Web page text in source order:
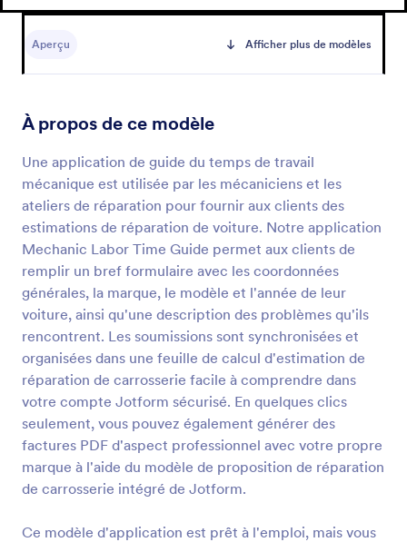
Aperçu Afficher plus de modèles
À propos de ce modèle
Une application de guide du temps de travail
mécanique est utilisée par les mécaniciens et les
ateliers de réparation pour fournir aux clients des
estimations de réparation de voiture. Notre application
Mechanic Labor Time Guide permet aux clients de
remplir un bref formulaire avec les coordonnées
générales, la marque, le modèle et l'année de leur
voiture, ainsi qu'une description des problèmes qu'ils
rencontrent. Les soumissions sont synchronisées et
organisées dans une feuille de calcul d'estimation de
réparation de carrosserie facile à comprendre dans
votre compte Jotform sécurisé. En quelques clics
seulement, vous pouvez également générer des
factures PDF d'aspect professionnel avec votre propre
marque à l'aide du modèle de proposition de réparation
de carrosserie intégré de Jotform.
Ce modèle d'application est prêt à l'emploi, mais vous